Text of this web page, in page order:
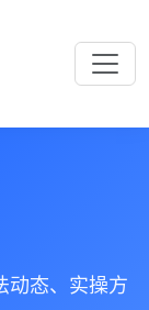
动态、实操方